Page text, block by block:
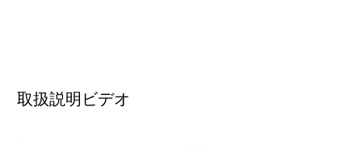
取扱説明ビデオ